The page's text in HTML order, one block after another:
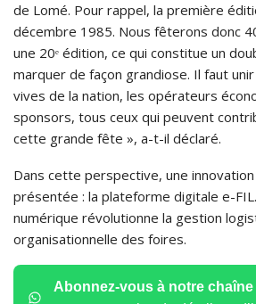
de Lomé. Pour rappel, la première
décembre 1985. Nous fêterons donc
une 20ᵉ édition, ce qui constitue un
marquer de façon grandiose. Il faut
vives de la nation, les opérateurs
sponsors, tous ceux qui peuvent
cette grande fête », a-t-il déclaré.
Dans cette perspective, une
présentée : la plateforme digitale e-
numérique révolutionne la gestion
organisationnelle des foires.
Abonnez-vous à notre